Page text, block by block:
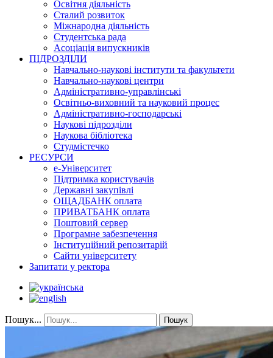
Освітня діяльність
Сталий розвиток
Міжнародна діяльність
Студентська рада
Асоціація випускників
ПІДРОЗДІЛИ
Навчально-наукові інститути та факультети
Навчально-наукові центри
Адміністративно-управлінські
Освітньо-виховний та науковий процес
Адміністративно-господарські
Наукові підрозділи
Наукова бібліотека
Студмістечко
РЕСУРСИ
е-Університет
Підтримка користувачів
Державні закупівлі
ОЩАДБАНК оплата
ПРИВАТБАНК оплата
Поштовий сервер
Програмне забезпечення
Інституційний репозитарій
Сайти університету
Запитати у ректора
Пошук... Пошук